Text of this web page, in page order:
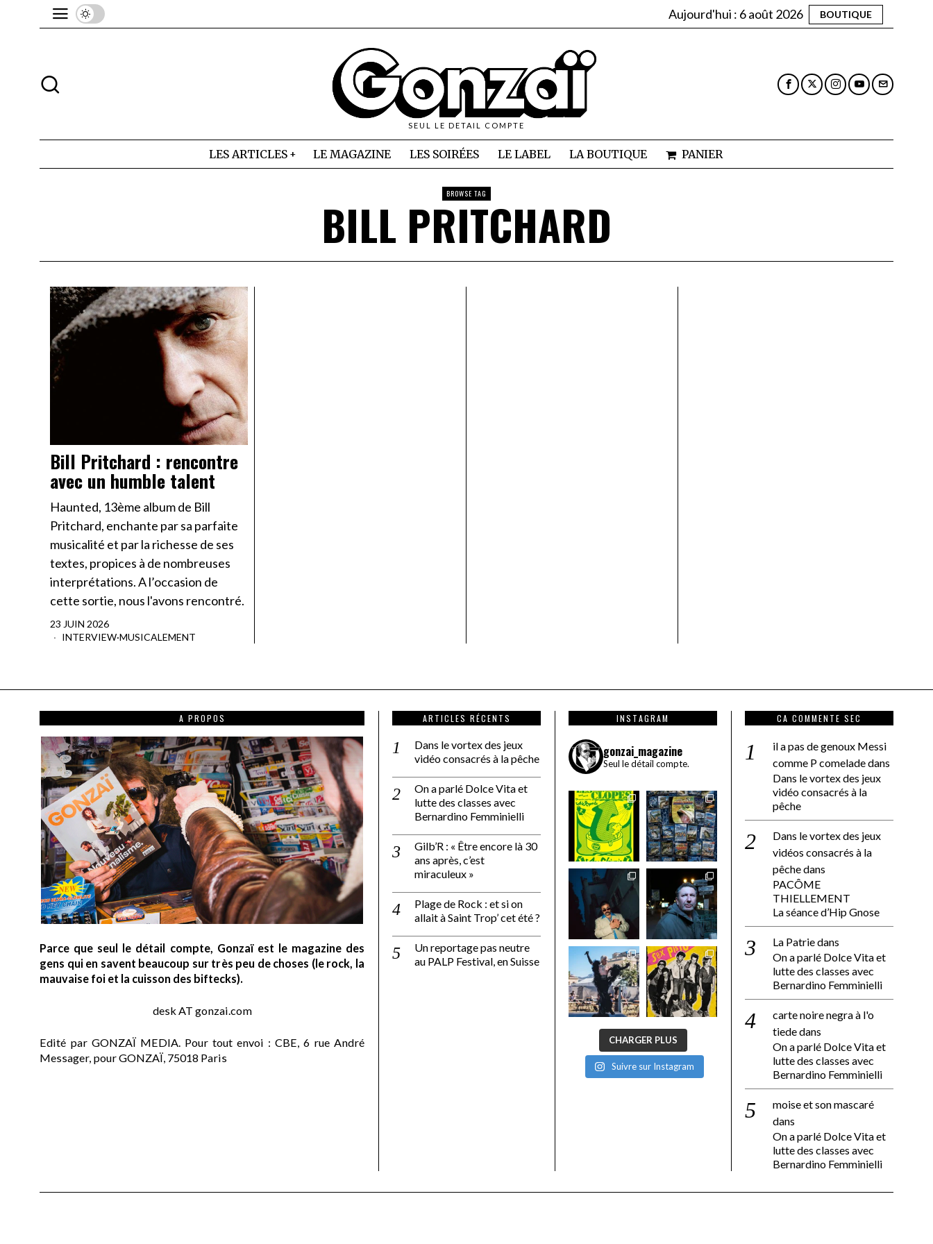
Aujourd'hui : 6 août 2026 BOUTIQUE
SEUL LE DETAIL COMPTE
LES ARTICLES LE MAGAZINE LES SOIRÉES LE LABEL LA BOUTIQUE PANIER
BROWSE TAG
BILL PRITCHARD
Bill Pritchard : rencontre
avec un humble talent
Haunted, 13ème album de Bill
Pritchard, enchante par sa parfaite
musicalité et par la richesse de ses
textes, propices à de nombreuses
interprétations. A l’occasion de
cette sortie, nous l'avons rencontré.
23 JUIN 2026
INTERVIEW·MUSICALEMENT
A PROPOS
Parce que seul le détail compte, Gonzaï est le magazine des
gens qui en savent beaucoup sur très peu de choses (le rock, la
mauvaise foi et la cuisson des biftecks).
desk AT gonzai.com
Edité par GONZAÏ MEDIA. Pour tout envoi : CBE, 6 rue André
Messager, pour GONZAÏ, 75018 Paris
ARTICLES RÉCENTS
Dans le vortex des jeux
vidéo consacrés à la pêche
On a parlé Dolce Vita et
lutte des classes avec
Bernardino Femminielli
Gilb’R : « Être encore là 30
ans après, c’est
miraculeux »
Plage de Rock : et si on
allait à Saint Trop’ cet été ?
Un reportage pas neutre
au PALP Festival, en Suisse
INSTAGRAM
gonzai_magazine
Seul le détail compte.
CHARGER PLUS
Suivre sur Instagram
CA COMMENTE SEC
il a pas de genoux Messi
comme P comeladedans
Dans le vortex des jeux
vidéo consacrés à la
pêche
Dans le vortex des jeux
vidéos consacrés à la
pêchedans
PACÔME
THIELLEMENT
La séance d’Hip Gnose
La Patriedans
On a parlé Dolce Vita et
lutte des classes avec
Bernardino Femminielli
carte noire negra à l'o
tiededans
On a parlé Dolce Vita et
lutte des classes avec
Bernardino Femminielli
moise et son mascaré
dans
On a parlé Dolce Vita et
lutte des classes avec
Bernardino Femminielli